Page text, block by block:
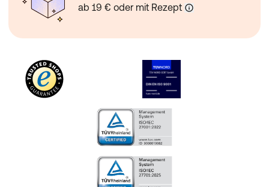
ab 19 € oder mit Rezept